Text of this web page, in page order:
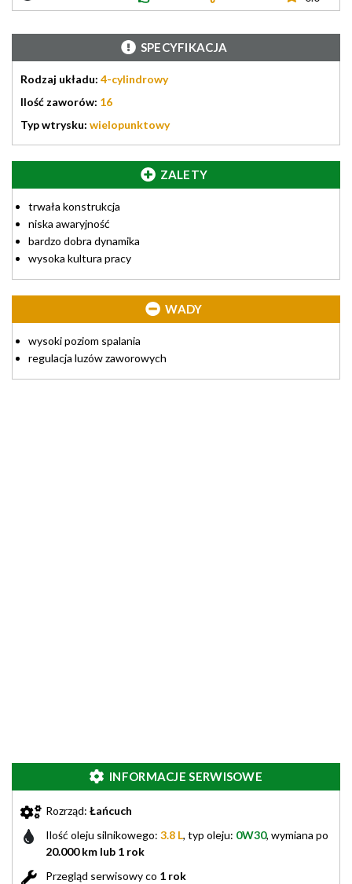
SPECYFIKACJA
Rodzaj układu: 4-cylindrowy
Ilość zaworów: 16
Typ wtrysku: wielopunktowy
ZALETY
trwała konstrukcja
niska awaryjność
bardzo dobra dynamika
wysoka kultura pracy
WADY
wysoki poziom spalania
regulacja luzów zaworowych
INFORMACJE SERWISOWE
Rozrząd: Łańcuch
Ilość oleju silnikowego: 3.8 L, typ oleju: 0W30, wymiana po
20.000 km lub 1 rok
Przegląd serwisowy co 1 rok